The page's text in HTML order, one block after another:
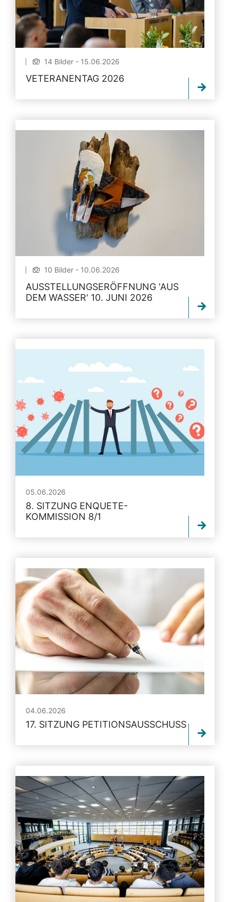
14 Bilder - 15.06.2026
VETERANENTAG 2026
10 Bilder - 10.06.2026
AUSSTELLUNGSERÖFFNUNG 'AUS
DEM WASSER' 10. JUNI 2026
05.06.2026
8. SITZUNG ENQUETE-
KOMMISSION 8/1
04.06.2026
17. SITZUNG PETITIONSAUSSCHUSS